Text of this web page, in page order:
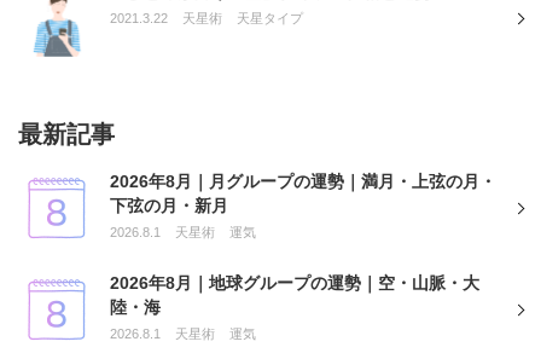
2021.3.22 天星術 天星タイプ
最新記事
2026年8月｜月グループの運勢｜満月・上弦の月・
下弦の月・新月
2026.8.1 天星術 運気
2026年8月｜地球グループの運勢｜空・山脈・大
陸・海
2026.8.1 天星術 運気